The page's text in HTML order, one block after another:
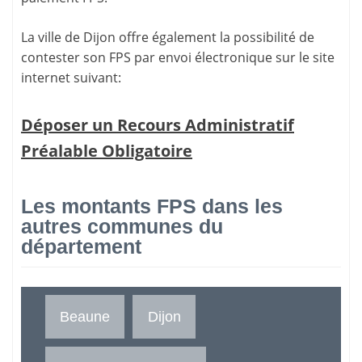
La ville de Dijon offre également la possibilité de
contester son FPS par envoi électronique sur le site
internet suivant:
Déposer un Recours Administratif
Préalable Obligatoire
Les montants FPS dans les
autres communes du
département
Beaune Dijon